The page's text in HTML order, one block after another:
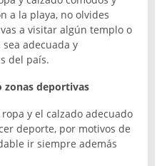
a la playa, no olvides
a visitar algún templo o
adecuada y
del país.
zonas deportivas
y el calzado adecuado
deporte, por motivos de
ir siempre además